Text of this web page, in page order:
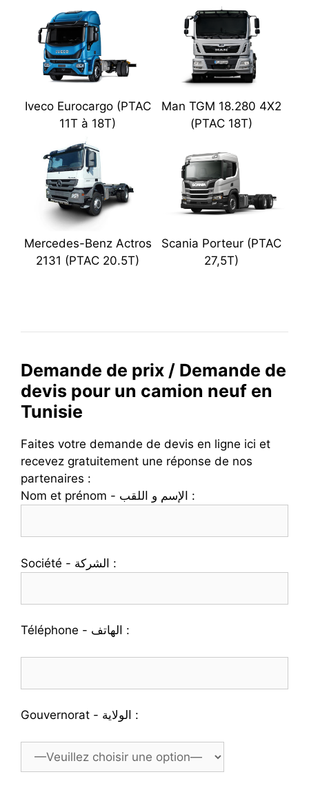
Iveco Eurocargo (PTAC
11T à 18T)
Man TGM 18.280 4X2
(PTAC 18T)
Mercedes-Benz Actros
2131 (PTAC 20.5T)
Scania Porteur (PTAC
27,5T)
Demande de prix / Demande de
devis pour un camion neuf en
Tunisie
Faites votre demande de devis en ligne ici et
recevez gratuitement une réponse de nos
partenaires :
Nom et prénom - الإسم و اللقب :
Société - الشركة :
Téléphone - الهاتف :
Gouvernorat - الولاية :